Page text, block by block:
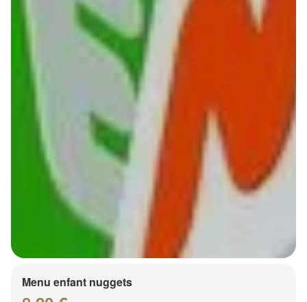
Menu enfant nuggets